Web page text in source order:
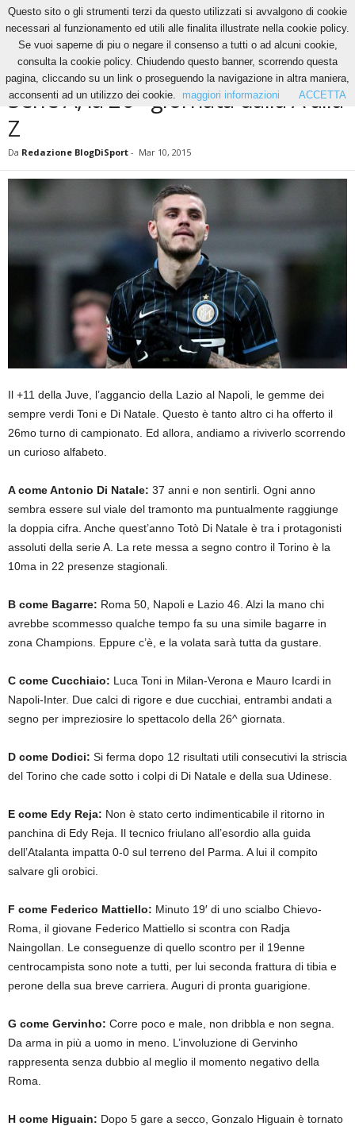
News Serie A, la 26^ giornata dalla A alla Z
NEWS
Serie A, la 26^ giornata dalla A alla
Z
Da Redazione BlogDiSport - Mar 10, 2015
Il +11 della Juve, l’aggancio della Lazio al Napoli, le gemme dei
sempre verdi Toni e Di Natale. Questo è tanto altro ci ha offerto il
26mo turno di campionato. Ed allora, andiamo a riviverlo scorrendo
un curioso alfabeto.
A come Antonio Di Natale: 37 anni e non sentirli. Ogni anno
sembra essere sul viale del tramonto ma puntualmente raggiunge
la doppia cifra. Anche quest’anno Totò Di Natale è tra i protagonisti
assoluti della serie A. La rete messa a segno contro il Torino è la
10ma in 22 presenze stagionali.
B come Bagarre: Roma 50, Napoli e Lazio 46. Alzi la mano chi
avrebbe scommesso qualche tempo fa su una simile bagarre in
zona Champions. Eppure c’è, e la volata sarà tutta da gustare.
C come Cucchiaio: Luca Toni in Milan-Verona e Mauro Icardi in
Napoli-Inter. Due calci di rigore e due cucchiai, entrambi andati a
segno per impreziosire lo spettacolo della 26^ giornata.
D come Dodici: Si ferma dopo 12 risultati utili consecutivi la striscia
del Torino che cade sotto i colpi di Di Natale e della sua Udinese.
E come Edy Reja: Non è stato certo indimenticabile il ritorno in
panchina di Edy Reja. Il tecnico friulano all’esordio alla guida
dell’Atalanta impatta 0-0 sul terreno del Parma. A lui il compito
salvare gli orobici.
F come Federico Mattiello: Minuto 19′ di uno scialbo Chievo-
Roma, il giovane Federico Mattiello si scontra con Radja
Naingollan. Le conseguenze di quello scontro per il 19enne
centrocampista sono note a tutti, per lui seconda frattura di tibia e
perone della sua breve carriera. Auguri di pronta guarigione.
G come Gervinho: Corre poco e male, non dribbla e non segna.
Da arma in più a uomo in meno. L’involuzione di Gervinho
rappresenta senza dubbio al meglio il momento negativo della
Roma.
H come Higuain: Dopo 5 gare a secco, Gonzalo Higuain è tornato
Questo sito o gli strumenti terzi da questo utilizzati si avvalgono di cookie
necessari al funzionamento ed utili alle finalita illustrate nella cookie policy.
Se vuoi saperne di piu o negare il consenso a tutti o ad alcuni cookie,
consulta la cookie policy. Chiudendo questo banner, scorrendo questa
pagina, cliccando su un link o proseguendo la navigazione in altra maniera,
acconsenti ad un utilizzo dei cookie.
maggiori informazioni ACCETTA